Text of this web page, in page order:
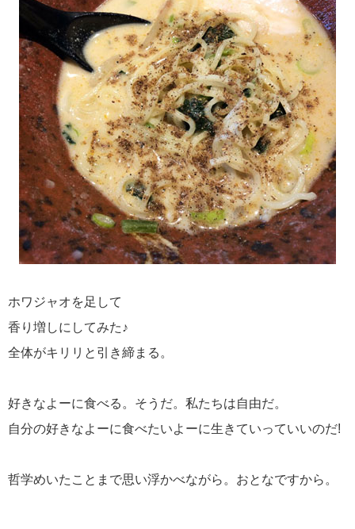
ホワジャオを足して
香り増しにしてみた♪
全体がキリリと引き締まる。
好きなよーに食べる。そうだ。私たちは自由だ。
自分の好きなよーに食べたいよーに生きていっていいのだ!
哲学めいたことまで思い浮かべながら。おとなですから。